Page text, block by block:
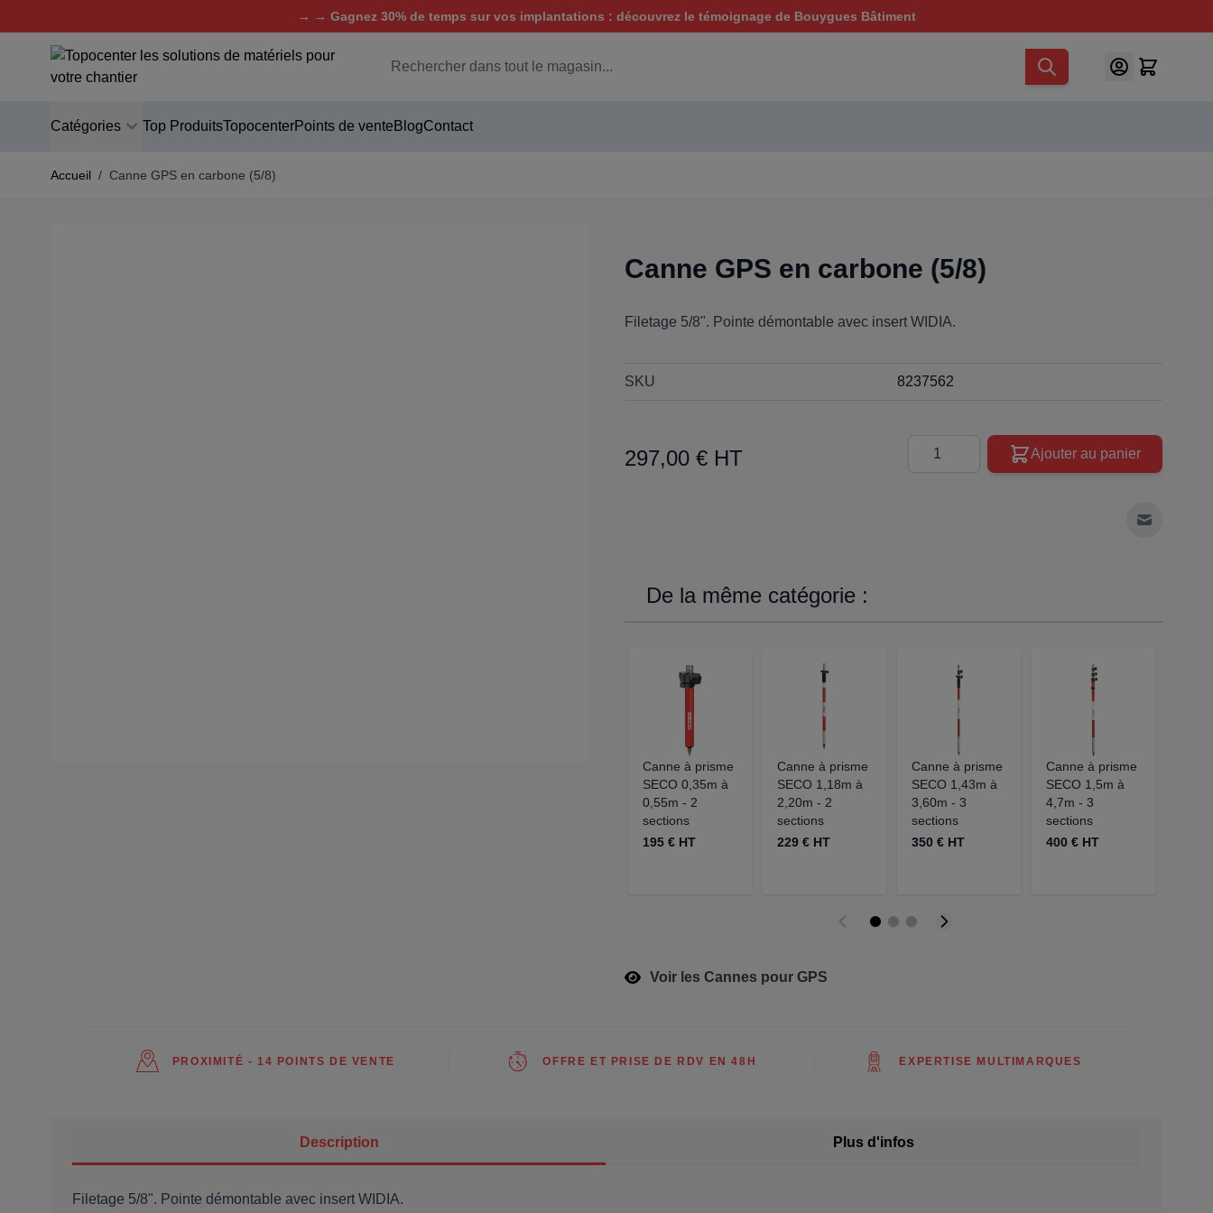
→ → Gagnez 30% de temps sur vos implantations : découvrez le témoignage de Bouygues Bâtiment
Aller au contenu
Chercher
Catégories Top ProduitsTopocenterPoints de vente BlogContact
Accueil / Canne GPS en carbone (5/8)
Canne GPS en carbone (5/8)
Filetage 5/8". Pointe démontable avec insert WIDIA.
SKU 8237562
297,00 € HT
Quantité
Ajouter au panier
Envoyer à
De la même catégorie :
Canne à prisme
SECO 0,35m à
0,55m - 2
sections
195 € HT
Canne à prisme
SECO 1,18m à
2,20m - 2
sections
229 € HT
Canne à prisme
SECO 1,43m à
3,60m - 3
sections
350 € HT
Canne à prisme
SECO 1,5m à
4,7m - 3
sections
400 € HT
Voir les Cannes pour GPS
PROXIMITÉ - 14 POINTS DE VENTE OFFRE ET PRISE DE RDV EN 48H EXPERTISE MULTIMARQUES
Description Plus d'infos
Filetage 5/8". Pointe démontable avec insert WIDIA.